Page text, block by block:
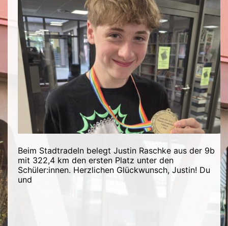
Beim Stadtradeln belegt Justin Raschke aus der 9b
mit 322,4 km den ersten Platz unter den
Schüler:innen. Herzlichen Glückwunsch, Justin! Du
und